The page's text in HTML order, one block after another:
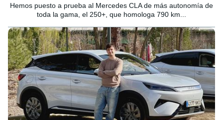
Hemos puesto a prueba al Mercedes CLA de más autonomía de
toda la gama, el 250+, que homologa 790 km...